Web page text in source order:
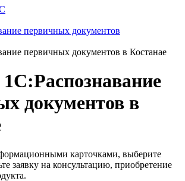
первичных документов
первичных документов в Костанае
1С:Распознавание
документов в
карточками, выберите
заявку на консультацию, приобретение